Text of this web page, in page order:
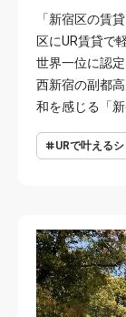
「新宿区の賃
区にUR賃貸で
世界一位に認
西新宿の副都
和を感じる「
URで叶える